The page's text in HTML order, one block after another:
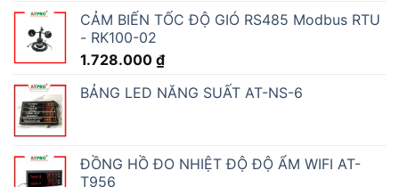
CẢM BIẾN TỐC ĐỘ GIÓ RS485 Modbus RTU
- RK100-02
1.728.000 ₫
BẢNG LED NĂNG SUẤT AT-NS-6
ĐỒNG HỒ ĐO NHIỆT ĐỘ ĐỘ ẨM WIFI AT-
T956